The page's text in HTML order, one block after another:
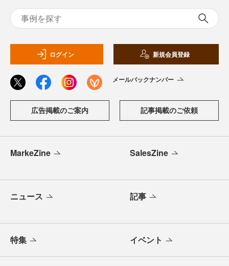
ログイン 新規会員登録
メールバックナンバー
広告掲載のご案内 記事掲載のご依頼
MarkeZine SalesZine
ニュース 記事
特集 イベント